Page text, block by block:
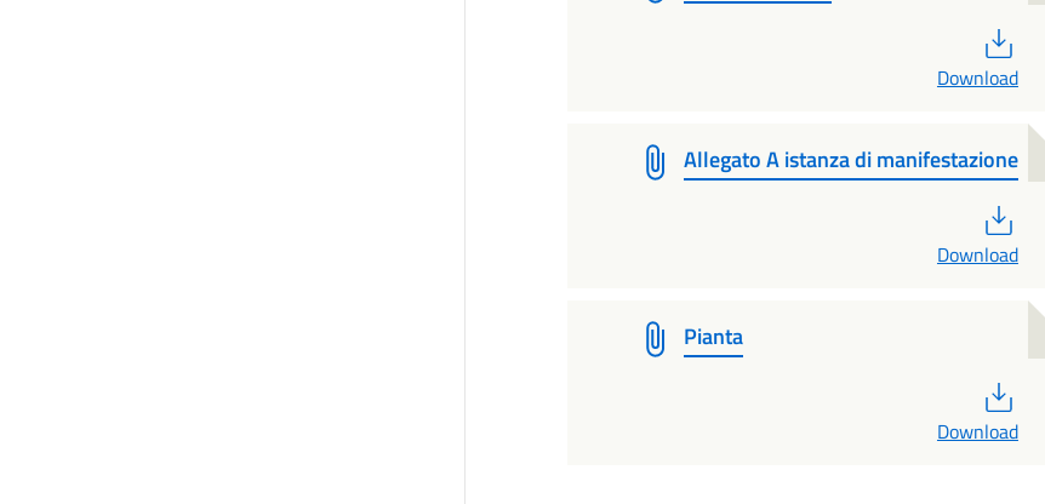
Download
Allegato A istanza di manifestazione
Download
Pianta
Download